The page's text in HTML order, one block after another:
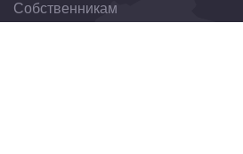
Собственникам